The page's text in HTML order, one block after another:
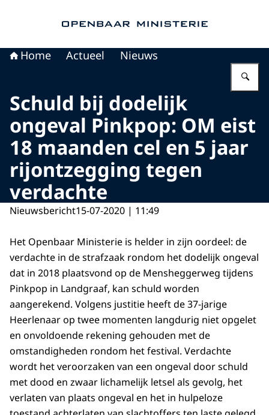
Home Actueel Nieuws
Schuld bij dodelijk
ongeval Pinkpop: OM eist
18 maanden cel en 5 jaar
rijontzegging tegen
verdachte
Nieuwsbericht15-07-2020 | 11:49
Het Openbaar Ministerie is helder in zijn oordeel: de
verdachte in de strafzaak rondom het dodelijk ongeval
dat in 2018 plaatsvond op de Mensheggerweg tijdens
Pinkpop in Landgraaf, kan schuld worden
aangerekend. Volgens justitie heeft de 37-jarige
Heerlenaar op twee momenten langdurig niet opgelet
en onvoldoende rekening gehouden met de
omstandigheden rondom het festival. Verdachte
wordt het veroorzaken van een ongeval door schuld
met dood en zwaar lichamelijk letsel als gevolg, het
verlaten van plaats ongeval en het in hulpeloze